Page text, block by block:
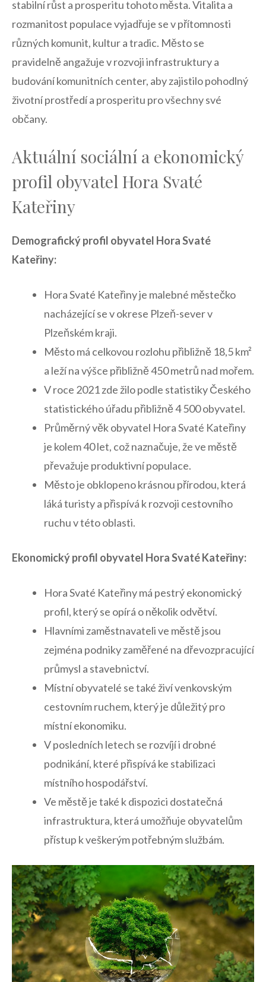
stabilní růst a prosperitu tohoto⁢ města. Vitalita a
rozmanitost ⁣populace vyjadřuje se v ‌přítomnosti‍
různých komunit, kultur a tradic.‌ Město ⁣se
pravidelně​ angažuje‌ v rozvoji infrastruktury ​a
budování komunitních center, aby zajistilo pohodlný
životní prostředí a prosperitu pro všechny své
občany.
Aktuální⁤ sociální a ekonomický
profil​ obyvatel Hora Svaté
Kateřiny
Demografický profil obyvatel Hora⁤ Svaté​
Kateřiny:
Hora ​Svaté​ Kateřiny ⁤je malebné městečko
nacházející ⁢se v okrese ⁤Plzeň-sever⁤ v
Plzeňském ⁤kraji.
Město má celkovou rozlohu⁢ přibližně 18,5 km²
a leží na výšce přibližně 450 metrů‌ nad ​mořem.
V ​roce 2021 zde žilo podle statistiky‌ Českého
statistického úřadu‌ přibližně⁣ 4 500 obyvatel.
Průměrný ‍věk obyvatel Hora Svaté⁢ Kateřiny
je kolem ‍40 let, což naznačuje,⁣ že ve městě
převažuje produktivní ⁢populace.
Město je obklopeno krásnou přírodou, která
láká turisty a přispívá k rozvoji cestovního
ruchu v této oblasti.
Ekonomický profil ⁤obyvatel Hora Svaté Kateřiny:
Hora Svaté ⁣Kateřiny má pestrý ekonomický
‌profil, který se⁤ opírá⁢ o několik ⁤odvětví.
Hlavními ​zaměstnavateli ve městě jsou
zejména podniky zaměřené na dřevozpracující⁢
průmysl a stavebnictví.
Místní obyvatelé se také ⁤živí venkovským‍
cestovním ruchem, který je důležitý‍ pro
místní ekonomiku.
V posledních letech se rozvíjí i drobné⁤
podnikání,​ které přispívá ke stabilizaci
místního hospodářství.
Ve městě je ‍také k‍ dispozici dostatečná
infrastruktura, která ⁢umožňuje obyvatelům ​
přístup k veškerým potřebným službám.